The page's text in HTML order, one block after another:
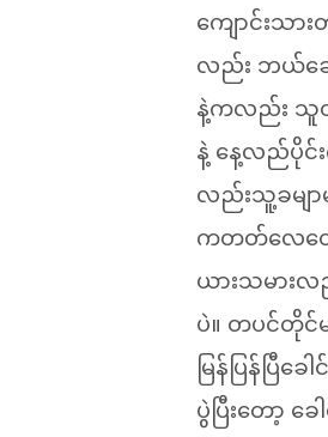
ကျောင်းသ
လည်း ဘယ်ခေ
နဲ့ကလည်း သူတို့
နဲ့ နေ့လည်ပို
လည်းသူ့ခမျ
ကတတ်လေတေ
ယားသမား
ပဲ။ တပင်တို
မြန်ပြန်ပ
ပွဲပြီးတော့